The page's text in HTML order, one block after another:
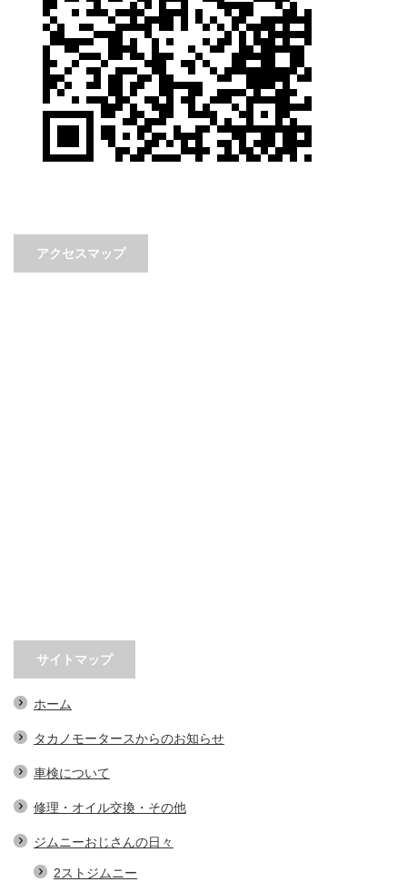
アクセスマップ
サイトマップ
ホーム
タカノモータースからのお知らせ
車検について
修理・オイル交換・その他
ジムニーおじさんの日々
2ストジムニー